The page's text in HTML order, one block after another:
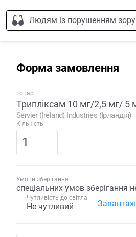
Людям із порушенням зору
Форма замовлення
Товар
Трипліксам 10 мг/2,5 мг/ 5
Servier (Ireland) Industries (Ірландія)
Кількість
Умови зберігання
спеціальних умов зберігання
Чутливість до світла
Не чутливий